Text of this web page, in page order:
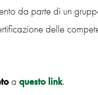
da parte di un
delle
a questo link.